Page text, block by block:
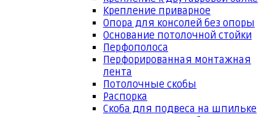
Крепление приварное
Опора для консолей без опоры
Основание потолочной стойки
Перфополоса
Перфорированная монтажная
лента
Потолочные скобы
Распорка
Скоба для подвеса на шпильке